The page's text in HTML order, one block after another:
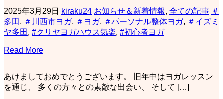
2025年3月29日 kiraku24 お知らせ＆新着情報, 全ての記事 ＃
多田 , ＃川西市ヨガ, ＃ヨガ, ＃パーソナル整体ヨガ, ＃イズミ
ヤ多田 , #クリヤヨガハウス気楽, #初心者ヨガ
Read More
あけましておめでとうございます。 旧年中はヨガレッスン
を通じ、 多くの方々との素敵な出会い、 そして […]